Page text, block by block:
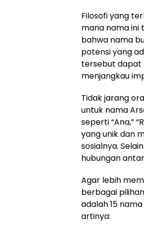
Filosofi yang
mana nama ini
bahwa nama
potensi yang
tersebut dapat
menjangkau
Tidak jarang
untuk nama
seperti “Ana,”
yang unik dan
sosialnya.
hubungan
Agar lebih
berbagai
adalah 15
artinya: